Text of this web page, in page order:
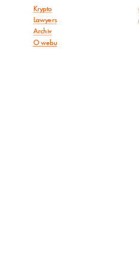
Krypto
Lawyers
Archiv
O webu